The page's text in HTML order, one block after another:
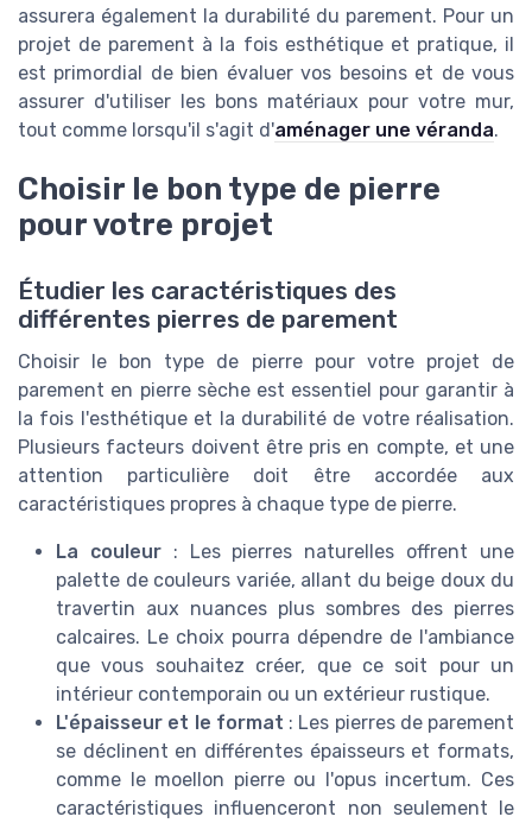
assurera également la durabilité du parement. Pour un
projet de parement à la fois esthétique et pratique, il
est primordial de bien évaluer vos besoins et de vous
assurer d'utiliser les bons matériaux pour votre mur,
tout comme lorsqu'il s'agit d'aménager une véranda.
Choisir le bon type de pierre
pour votre projet
Étudier les caractéristiques des
différentes pierres de parement
Choisir le bon type de pierre pour votre projet de
parement en pierre sèche est essentiel pour garantir à
la fois l'esthétique et la durabilité de votre réalisation.
Plusieurs facteurs doivent être pris en compte, et une
attention particulière doit être accordée aux
caractéristiques propres à chaque type de pierre.
La couleur: Les pierres naturelles offrent une
palette de couleurs variée, allant du beige doux du
travertin aux nuances plus sombres des pierres
calcaires. Le choix pourra dépendre de l'ambiance
que vous souhaitez créer, que ce soit pour un
intérieur contemporain ou un extérieur rustique.
L'épaisseur et le format : Les pierres de parement
se déclinent en différentes épaisseurs et formats,
comme le moellon pierre ou l'opus incertum. Ces
caractéristiques influenceront non seulement le